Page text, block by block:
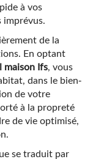
à vos
de la
En optant
maison Ifs, vous
dans le bien-
de votre
à la propreté
de vie optimisé,
se traduit par